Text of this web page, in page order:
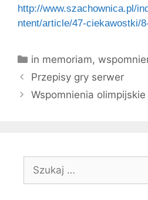
http://www.szachownica.pl/
ntent/article/47-ciekawostki/
Kategorie
in memoriam,
Przepisy gry serwer
Wspomnienia